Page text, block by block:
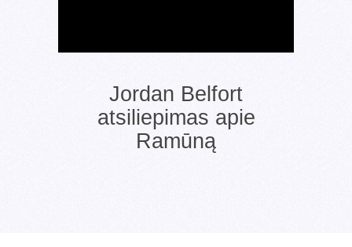
Jordan Belfort
atsiliepimas apie
Ramūną